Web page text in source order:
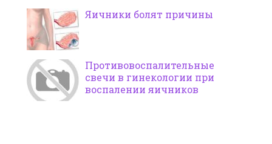
Яичники болят причины
Противовоспалительные
свечи в гинекологии при
воспалении яичников